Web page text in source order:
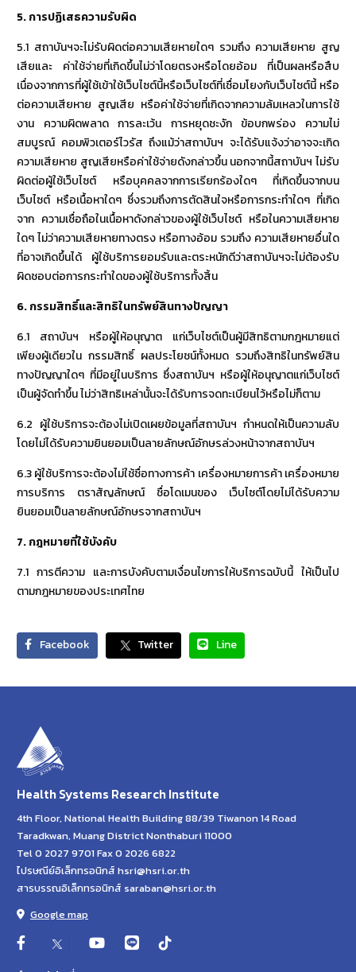
5.การปฏิเสธความรับผิด
5.1 สถาบันฯจะไม่รับผิดต่อความเสียหายใดๆ รวมถึง ความเสียหาย สูญ
เสียและ ค่าใช้จ่ายที่เกิดขึ้นไม่ว่าโดยตรงหรือโดยอ้อม ที่เป็นผลหรือสืบ
เนื่องจากการที่ผู้ใช้เข้าใช้เว็บไซต์นี้หรือเว็บไซต์ที่เชื่อมโยงกับเว็บไซต์นี้ หรือ
ต่อความเสียหาย สูญเสีย หรือค่าใช้จ่ายที่เกิดจากความล้มเหลวในการใช้
งาน ความผิดพลาด การละเว้น การหยุดชะงัก ข้อบกพร่อง ความไม่
สมบูรณ์ คอมพิวเตอร์ไวรัส ถึงแม้ว่าสถาบันฯ จะได้รับแจ้งว่าอาจจะเกิด
ความเสียหาย สูญเสียหรือค่าใช้จ่ายดังกล่าวขึ้น นอกจากนี้สถาบันฯ ไม่รับ
ผิดต่อผู้ใช้เว็บไซต์ หรือบุคคลจากการเรียกร้องใดๆ ที่เกิดขึ้นจากบน
เว็บไซต์ หรือเนื้อหาใดๆ ซึ่งรวมถึงการตัดสินใจหรือการกระทำใดๆ ที่เกิด
จาก ความเชื่อถือในเนื้อหาดังกล่าวของผู้ใช้เว็บไซต์ หรือในความเสียหาย
ใดๆ ไม่ว่าความเสียหายทางตรง หรือทางอ้อม รวมถึง ความเสียหายอื่นใด
ที่อาจเกิดขึ้นได้ ผู้ใช้บริการยอมรับและตระหนักดีว่าสถาบันฯจะไม่ต้องรับ
ผิดชอบต่อการกระทำใดของผู้ใช้บริการทั้งสิ้น
6.กรรมสิทธิ์และสิทธิในทรัพย์สินทางปัญญา
6.1 สถาบันฯ หรือผู้ให้อนุญาต แก่เว็บไซต์เป็นผู้มีสิทธิตามกฎหมายแต่
เพียงผู้เดียวใน กรรมสิทธิ์ ผลประโยชน์ทั้งหมด รวมถึงสิทธิในทรัพย์สิน
ทางปัญญาใดๆ ที่มีอยู่ในบริการ ซึ่งสถาบันฯ หรือผู้ให้อนุญาตแก่เว็บไซต์
เป็นผู้จัดทำขึ้น ไม่ว่าสิทธิเหล่านั้นจะได้รับการจดทะเบียนไว้หรือไม่ก็ตาม
6.2 ผู้ใช้บริการจะต้องไม่เปิดเผยข้อมูลที่สถาบันฯ กำหนดให้เป็นความลับ
โดยไม่ได้รับความยินยอมเป็นลายลักษณ์อักษรล่วงหน้าจากสถาบันฯ
6.3 ผู้ใช้บริการจะต้องไม่ใช้ชื่อทางการค้า เครื่องหมายการค้า เครื่องหมาย
การบริการ ตราสัญลักษณ์ ชื่อโดเมนของ เว็บไซต์โดยไม่ได้รับความ
ยินยอมเป็นลายลักษณ์อักษรจากสถาบันฯ
7.กฎหมายที่ใช้บังคับ
7.1 การตีความ และการบังคับตามเงื่อนไขการให้บริการฉบับนี้ ให้เป็นไป
ตามกฎหมายของประเทศไทย
Facebook Twitter Line
Health Systems Research Institute
4th Floor, National Health Building 88/39 Tiwanon 14 Road
Taradkwan, Muang District Nonthaburi 11000
Tel 0 2027 9701 Fax 0 2026 6822
ไปรษณีย์อิเล็กทรอนิกส์ hsri@hsri.or.th
สารบรรณอิเล็กทรอนิกส์ saraban@hsri.or.th
Google map